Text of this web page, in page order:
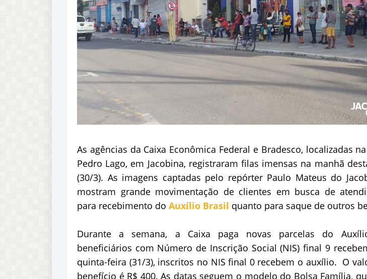
As agências da Caixa Econômica Federal e Bradesco, localizadas
Pedro Lago, em Jacobina, registraram filas imensas na manhã
(30/3). As imagens captadas pelo repórter Paulo Mateus do
mostram grande movimentação de clientes em busca de
para recebimento do Auxílio Brasil quanto para saque de outros
Durante a semana, a Caixa paga novas parcelas do
beneficiários com Número de Inscrição Social (NIS) final 9
quinta-feira (31/3), inscritos no NIS final 0 recebem o auxílio. O
benefício é R$ 400. As datas seguem o modelo do Bolsa Família,